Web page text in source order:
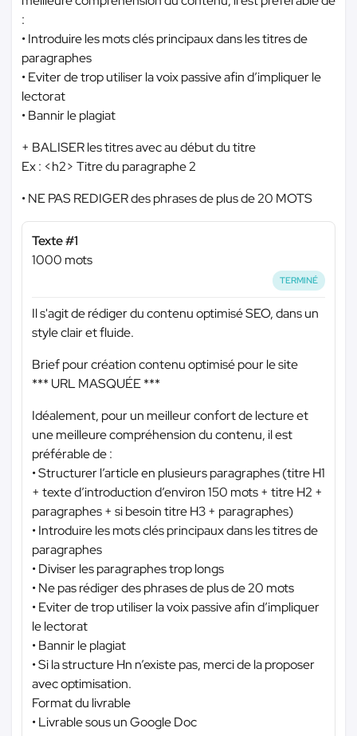
:
• Introduire les mots clés principaux dans les titres de
paragraphes
• Eviter de trop utiliser la voix passive afin d’impliquer le
lectorat
• Bannir le plagiat
+ BALISER les titres avec au début du titre
Ex : <h2> Titre du paragraphe 2
• NE PAS REDIGER des phrases de plus de 20 MOTS
Texte #1
1000 mots
TERMINÉ
Il s'agit de rédiger du contenu optimisé SEO, dans un
style clair et fluide.
Brief pour création contenu optimisé pour le site
*** URL MASQUÉE ***
Idéalement, pour un meilleur confort de lecture et
une meilleure compréhension du contenu, il est
préférable de :
• Structurer l’article en plusieurs paragraphes (titre H1
+ texte d’introduction d’environ 150 mots + titre H2 +
paragraphes + si besoin titre H3 + paragraphes)
• Introduire les mots clés principaux dans les titres de
paragraphes
• Diviser les paragraphes trop longs
• Ne pas rédiger des phrases de plus de 20 mots
• Eviter de trop utiliser la voix passive afin d’impliquer
le lectorat
• Bannir le plagiat
• Si la structure Hn n’existe pas, merci de la proposer
avec optimisation.
Format du livrable
• Livrable sous un Google Doc